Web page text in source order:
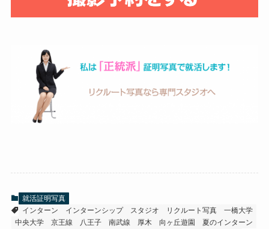
就活証明写真
インターン
インターンシップ スタジオ リクルート写真
一橋大学
中央大学
京王線 八王子 南武線 厚木 向ヶ丘遊園
夏のインターン